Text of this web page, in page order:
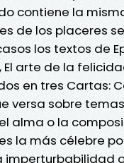
contiene la
de los placeres
los textos de
arte de la
en tres Cartas:
versa sobre
alma o la
la más célebre